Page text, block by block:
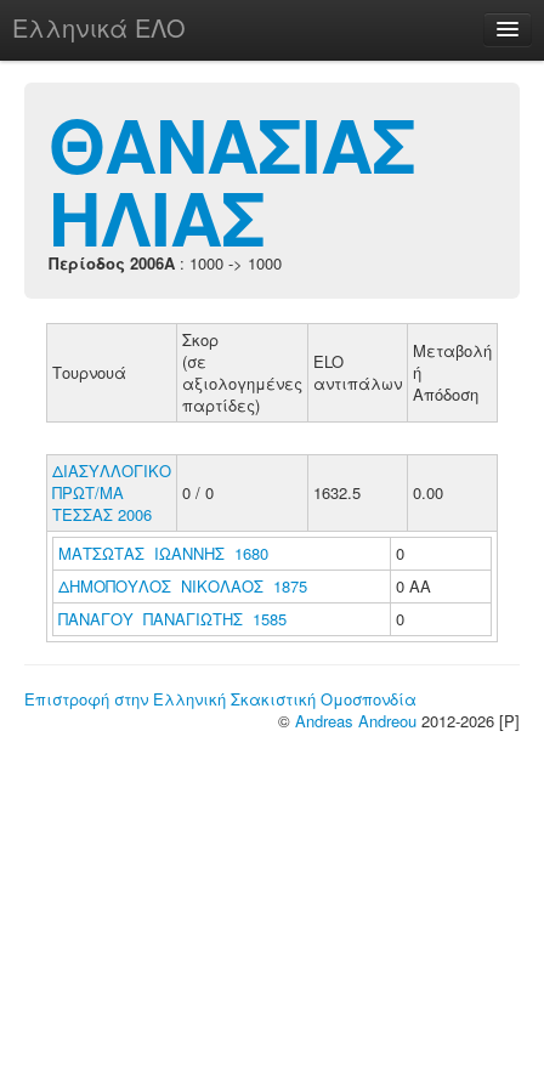
Ελληνικά ΕΛΟ
chesstu.be @ discord
Login
ΘΑΝΑΣΙΑΣ
ΗΛΙΑΣ
Περίοδος 2006A : 1000 -> 1000
Τουρνουά
Σκορ
(σε
αξιολογημένες
παρτίδες)
ELO
αντιπάλων
Μεταβολή
ή
Απόδοση
ΔΙΑΣΥΛΛΟΓΙΚΟ
ΠΡΩΤ/ΜΑ
ΤΕΣΣΑΣ 2006
0 / 0 1632.5 0.00
ΜΑΤΣΩΤΑΣ ΙΩΑΝΝΗΣ 1680
0
ΔΗΜΟΠΟΥΛΟΣ ΝΙΚΟΛΑΟΣ 1875
0 ΑΑ
ΠΑΝΑΓΟΥ ΠΑΝΑΓΙΩΤΗΣ 1585
0
Επιστροφή στην Ελληνική Σκακιστική Ομοσπονδία
© Andreas Andreou 2012-2026 [P]